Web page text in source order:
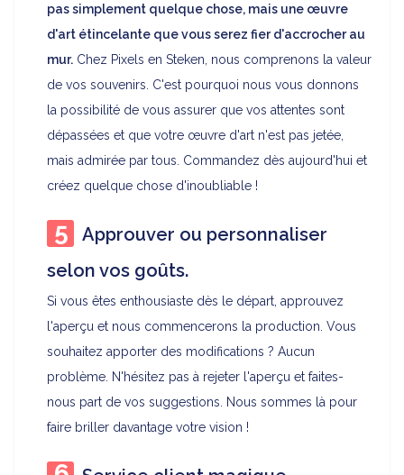
pas simplement quelque chose, mais une œuvre
d'art étincelante que vous serez fier d'accrocher au
mur. Chez Pixels en Steken, nous comprenons la valeur
de vos souvenirs. C'est pourquoi nous vous donnons
la possibilité de vous assurer que vos attentes sont
dépassées et que votre œuvre d'art n'est pas jetée,
mais admirée par tous. Commandez dès aujourd'hui et
créez quelque chose d'inoubliable !
Approuver ou personnaliser
selon vos goûts.
Si vous êtes enthousiaste dès le départ, approuvez
l'aperçu et nous commencerons la production. Vous
souhaitez apporter des modifications ? Aucun
problème. N'hésitez pas à rejeter l'aperçu et faites-
nous part de vos suggestions. Nous sommes là pour
faire briller davantage votre vision !